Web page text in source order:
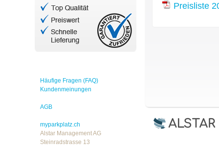
Häufige Fragen (FAQ)
Kundenmeinungen
AGB
myparkplatz.ch
Alstar Management AG
Steinradstrasse 13
Preisliste